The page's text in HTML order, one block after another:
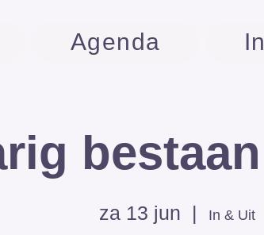
za 13 jun
  |
In & Uit
Agenda